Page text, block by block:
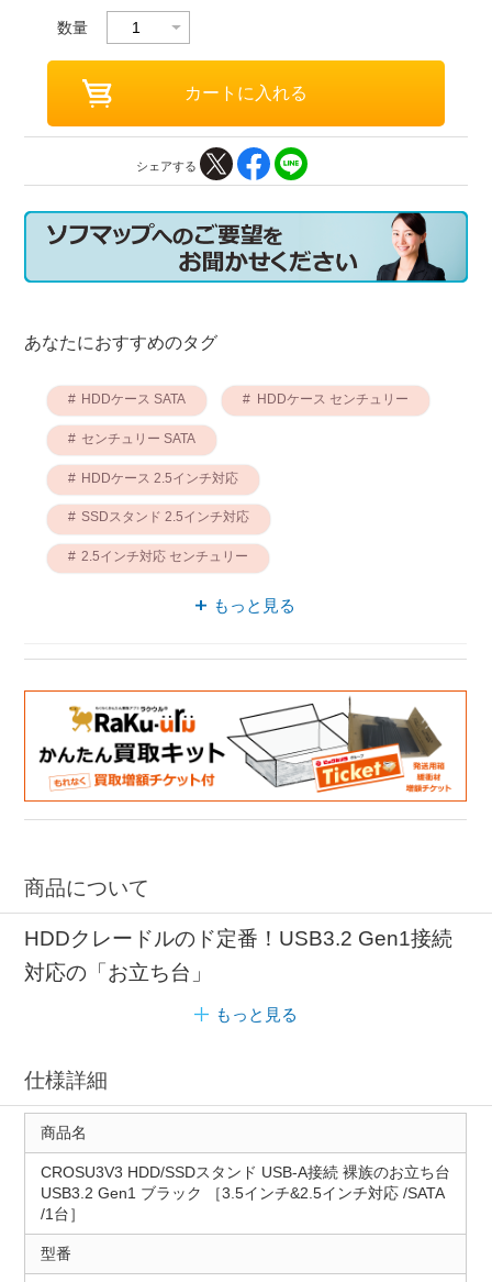
数量
シェアする
あなたにおすすめのタグ
HDDケース SATA HDDケース センチュリー
センチュリー SATA
HDDケース 2.5インチ対応
SSDスタンド 2.5インチ対応
2.5インチ対応 センチュリー
もっと見る
商品について
HDDクレードルのド定番！USB3.2 Gen1接続
対応の「お立ち台」
もっと見る
仕様詳細
商品名
CROSU3V3 HDD/SSDスタンド USB-A接続 裸族のお立ち台
USB3.2 Gen1 ブラック ［3.5インチ&2.5インチ対応 /SATA
/1台］
型番